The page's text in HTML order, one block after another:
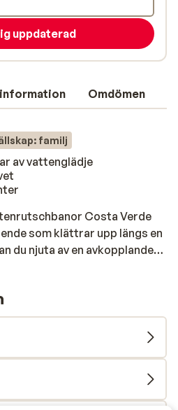
Omdömen
familj
av vattenglädje
Costa Verde
som klättrar upp längs en
du njuta av en avkopplande
Utforska det stora
leker glatt. Strand & pool
stort vattenland med
perfekt för lekfulla stunder
dag finns en vacker
av den italienska solen.
endast en kilometer bort
ta dig dit med hotellets
uppdaterad